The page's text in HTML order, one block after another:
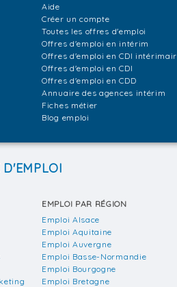
Aide
Créer un compte
Toutes les offres d'emploi
Offres d'emploi en intérim
Offres d'emploi en CDI
Offres d'emploi en CDI
Offres d'emploi en CDD
Annuaire des agences intérim
Fiches métier
Blog emploi
D'EMPLOI
EMPLOI PAR RÉGION
Emploi Alsace
Emploi Aquitaine
Emploi Auvergne
Emploi Basse-Normandie
Emploi Bourgogne
Emploi Bretagne